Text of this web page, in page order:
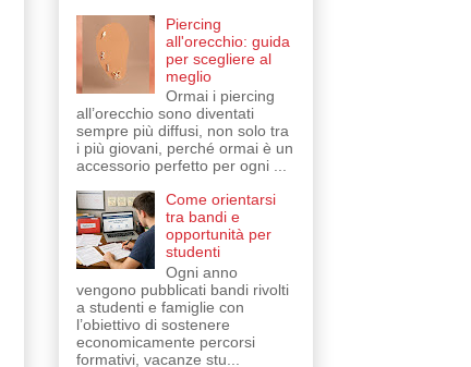
Piercing
all'orecchio: guida
per scegliere al
meglio
Ormai i piercing
all’orecchio sono diventati
sempre più diffusi, non solo tra
i più giovani, perché ormai è un
accessorio perfetto per ogni ...
Come orientarsi
tra bandi e
opportunità per
studenti
Ogni anno
vengono pubblicati bandi rivolti
a studenti e famiglie con
l’obiettivo di sostenere
economicamente percorsi
formativi, vacanze stu...